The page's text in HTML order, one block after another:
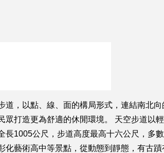
，以點、線、面的構局形式，連結南北
打造更為舒適的休閒環境。 天空步道以
1005公尺，步道高度最高十六公尺，多
藝術高中等景點，從動態到靜態，有古